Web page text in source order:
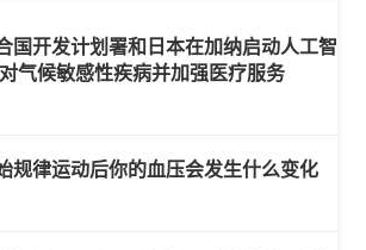
国开发计划署和日本在加纳启动人工智
气候敏感性疾病并加强医疗服务
规律运动后你的血压会发生什么变化